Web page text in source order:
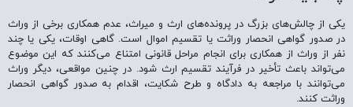
یکی از چالش‌های بزرگ در پرونده‌های ارث و میراث، عدم همکاری برخی از وراث
در صدور گواهی انحصار وراثت یا تقسیم اموال است. گاهی اوقات، یکی یا چند
نفر از وراث از همکاری برای انجام مراحل قانونی امتناع می‌کنند که این موضوع
می‌تواند باعث تأخیر در فرآیند تقسیم ارث شود. در چنین مواقعی، دیگر وراث
می‌توانند با مراجعه به دادگاه و طرح شکایت، اقدام به صدور گواهی انحصار
وراثت کنند.